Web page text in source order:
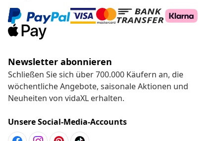
Newsletter abonnieren
Schließen Sie sich über 700.000 Käufern an, die
wöchentliche Angebote, saisonale Aktionen und
Neuheiten von vidaXL erhalten.
Unsere Social-Media-Accounts